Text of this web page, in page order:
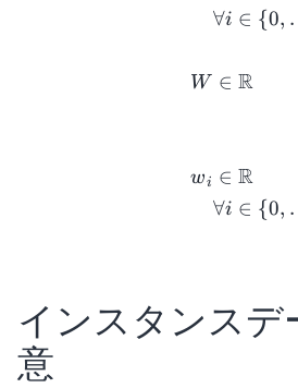
W
wi
∀i ∈ {0,
∈ R
∈ R
∀i ∈ {0,
インスタンスデ
意